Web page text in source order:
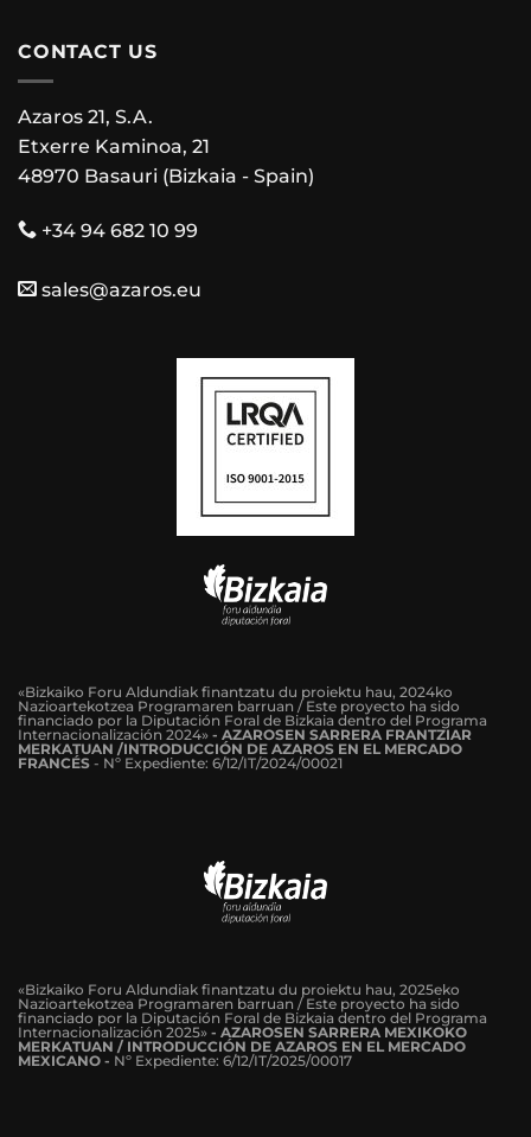
CONTACT US
Azaros 21, S.A.
Etxerre Kaminoa, 21
48970 Basauri (Bizkaia - Spain)
+34 94 682 10 99
sales@azaros.eu
«Bizkaiko Foru Aldundiak finantzatu du proiektu hau, 2024ko
Nazioartekotzea Programaren barruan / Este proyecto ha sido
financiado por la Diputación Foral de Bizkaia dentro del Programa
Internacionalización 2024» - AZAROSEN SARRERA FRANTZIAR
MERKATUAN /INTRODUCCIÓN DE AZAROS EN EL MERCADO
FRANCÉS - Nº Expediente: 6/12/IT/2024/00021
«Bizkaiko Foru Aldundiak finantzatu du proiektu hau, 2025eko
Nazioartekotzea Programaren barruan / Este proyecto ha sido
financiado por la Diputación Foral de Bizkaia dentro del Programa
Internacionalización 2025» - AZAROSEN SARRERA MEXIKOKO
MERKATUAN / INTRODUCCIÓN DE AZAROS EN EL MERCADO
MEXICANO - Nº Expediente: 6/12/IT/2025/00017